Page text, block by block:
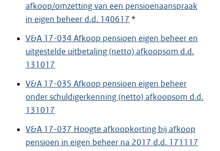
afkoop/omzetting van een pensioenaanspraak
in eigen beheer d.d. 140617 *
V&A 17-034 Afkoop pensioen eigen beheer en
uitgestelde uitbetaling (netto) afkoopsom d.d.
131017
V&A 17-035 Afkoop pensioen eigen beheer
onder schuldigerkenning (netto) afkoopsom d.d.
131017
V&A 17-037 Hoogte afkoopkorting bij afkoop
pensioen in eigen beheer na 2017 d.d. 171117